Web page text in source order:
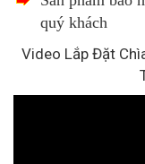
quý khách
Video Lắp Đặt